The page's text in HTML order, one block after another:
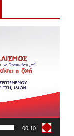
00:10